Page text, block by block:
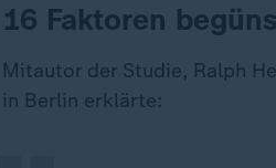
16 Faktoren
Mitautor der Studie, Ralph
in Berlin erklärte:
„